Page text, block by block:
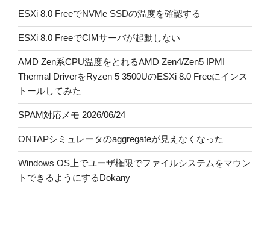
ESXi 8.0 FreeでNVMe SSDの温度を確認する
ESXi 8.0 FreeでCIMサーバが起動しない
AMD Zen系CPU温度をとれるAMD Zen4/Zen5 IPMI
Thermal DriverをRyzen 5 3500UのESXi 8.0 Freeにインス
トールしてみた
SPAM対応メモ 2026/06/24
ONTAPシミュレータのaggregateが見えなくなった
Windows OS上でユーザ権限でファイルシステムをマウン
トできるようにするDokany